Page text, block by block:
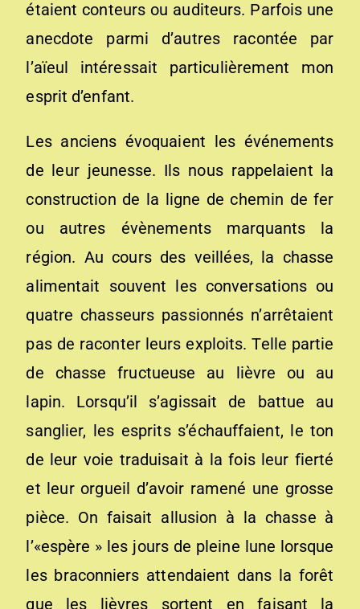
étaient conteurs ou auditeurs. Parfois une
anecdote parmi d’autres racontée par
l’aïeul intéressait particulièrement mon
esprit d’enfant.
Les anciens évoquaient les événements
de leur jeunesse. Ils nous rappelaient la
construction de la ligne de chemin de fer
ou autres évènements marquants la
région. Au cours des veillées, la chasse
alimentait souvent les conversations ou
quatre chasseurs passionnés n’arrêtaient
pas de raconter leurs exploits. Telle partie
de chasse fructueuse au lièvre ou au
lapin. Lorsqu’il s’agissait de battue au
sanglier, les esprits s’échauffaient, le ton
de leur voie traduisait à la fois leur fierté
et leur orgueil d’avoir ramené une grosse
pièce. On faisait allusion à la chasse à
l’«espère » les jours de pleine lune lorsque
les braconniers attendaient dans la forêt
que les lièvres sortent en faisant la